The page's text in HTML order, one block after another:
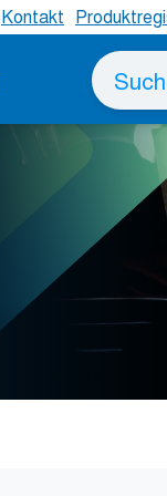
Kontakt
Suche
nach